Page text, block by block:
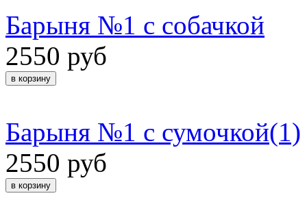
Барыня №1 с собачкой
2550 руб
Барыня №1 с сумочкой(1)
2550 руб